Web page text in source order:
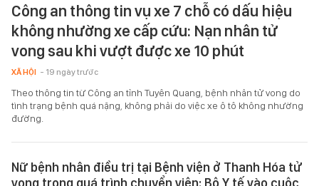
Công an thông tin vụ xe 7 chỗ có dấu hiệu
không nhường xe cấp cứu: Nạn nhân tử
vong sau khi vượt được xe 10 phút
XÃ HỘI - 19 ngày trước
Theo thông tin từ Công an tỉnh Tuyên Quang, bệnh nhân tử vong do
tình trạng bệnh quá nặng, không phải do việc xe ô tô không nhường
đường.
Nữ bệnh nhân điều trị tại Bệnh viện ở Thanh Hóa tử
vong trong quá trình chuyển viện: Bộ Y tế vào cuộc